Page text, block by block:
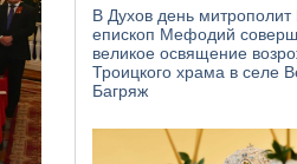
В Духов день митрополит
епископ Мефодий
великое освящение
Троицкого храма в селе
Багряж